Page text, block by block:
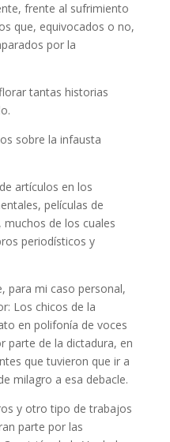
frente al sufrimiento
que, equivocados o no,
por la
tantas historias
sobre la infausta
artículos en los
películas de
de los cuales
periodísticos y
para mi caso personal,
Los chicos de la
en polifonía de voces
parte de la dictadura, en
que tuvieron que ir a
milagro a esa debacle.
y otro tipo de trabajos
parte por las